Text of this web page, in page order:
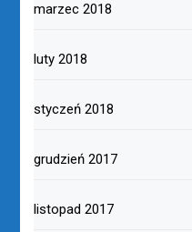
marzec 2018
luty 2018
styczeń 2018
grudzień 2017
listopad 2017